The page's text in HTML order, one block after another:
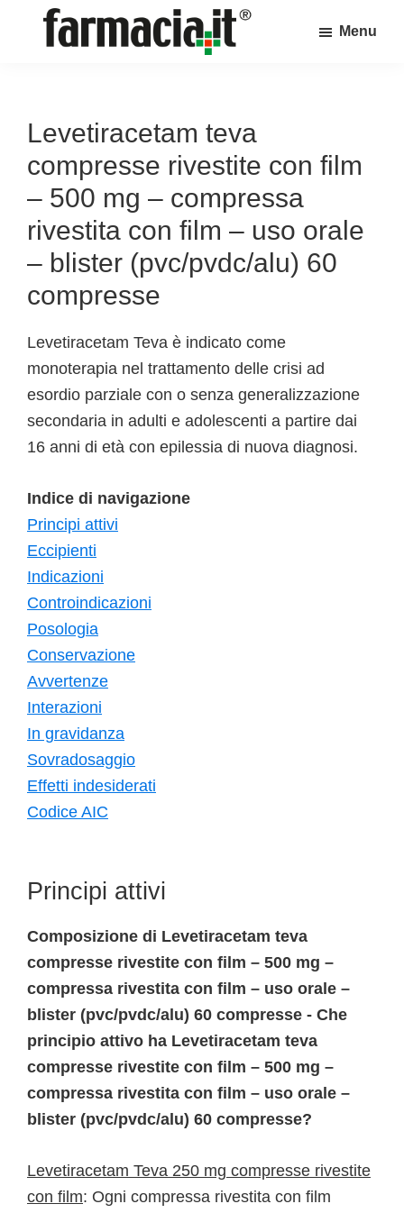
sul
mondo
della
farmacia
online
Menu
Levetiracetam teva
compresse rivestite con film
– 500 mg – compressa
rivestita con film – uso orale
– blister (pvc/pvdc/alu) 60
compresse
Levetiracetam Teva è indicato come
monoterapia nel trattamento delle crisi ad
esordio parziale con o senza generalizzazione
secondaria in adulti e adolescenti a partire dai
16 anni di età con epilessia di nuova diagnosi.
Indice di navigazione
Principi attivi
Eccipienti
Indicazioni
Controindicazioni
Posologia
Conservazione
Avvertenze
Interazioni
In gravidanza
Sovradosaggio
Effetti indesiderati
Codice AIC
Principi attivi
Composizione di Levetiracetam teva
compresse rivestite con film – 500 mg –
compressa rivestita con film – uso orale –
blister (pvc/pvdc/alu) 60 compresse - Che
principio attivo ha Levetiracetam teva
compresse rivestite con film – 500 mg –
compressa rivestita con film – uso orale –
blister (pvc/pvdc/alu) 60 compresse?
Levetiracetam Teva 250 mg compresse rivestite
con film: Ogni compressa rivestita con film